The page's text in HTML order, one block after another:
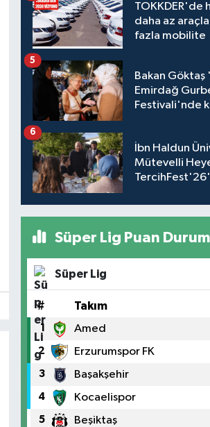
TOKKDER'de
daha az
fazla mobilite
Bakan Göktaş
Emirdağ
Festivali'nde
5
İbn Haldun
Mütevelli
6
Süper Lig Puan
Süper Lig
# Takım
1 Amed
2 Erzurumspor FK
3 Başakşehir
4 Kocaelispor
5 Beşiktaş